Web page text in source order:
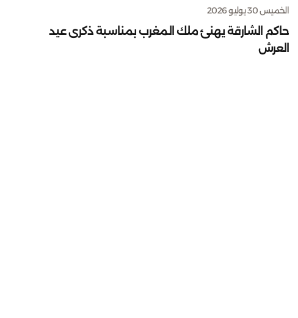
الخميس 30 يوليو 2026
حاكم الشارقة يهنئ ملك المغرب بمناسبة ذكرى عيد
العرش